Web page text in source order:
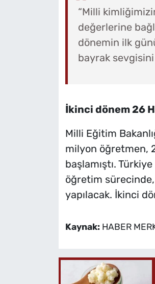
“Milli
değerlerine
dönemin ilk
bayrak
İkinci dönem 26
Milli Eğitim
milyon öğretmen,
başlamıştı.
öğretim
yapılacak. İkinci
Kaynak: HABER